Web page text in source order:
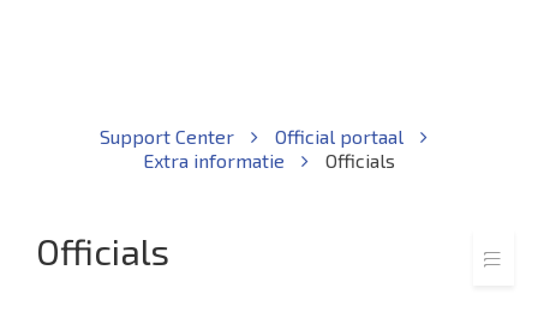
Support Center
Official portaal
Extra informatie
Officials
Officials